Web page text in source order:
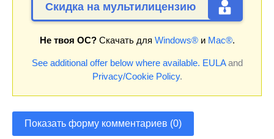
Скидка на мультилицензию
Не твоя ОС?Скачать для Windows®и Mac®.
See additional offer below where available. EULAand
Privacy/Cookie Policy.
Показать форму комментариев (0)